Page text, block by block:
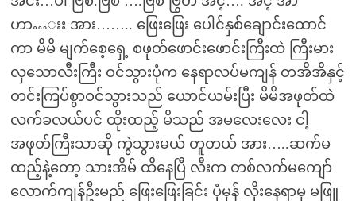
ဟာ…းး အား…….. ဖြေးဖြေး ပေါင်နှစ်ချောင်းထောင်
ကာ မိမိ မျက်စေ့ရှေ့ စဖုတ်ဖောင်းဖောင်းကြီးထဲ ကြီးမား
လှသောလီးကြီး ဝင်သွားပုံက နေရာလပ်မကျန် တအိအိနှင့်
တင်းကြပ်စွာဝင်သွားသည် ယောင်ယမ်းပြီး မိမိအဖုတ်ထဲ
လက်ခလယ်ပင် ထိုးထည့် မိသည် အမလေးလေး ငါ့
အဖုတ်ကြီးသာဆို ကွဲသွားမယ် တူတယ် အား…..ဆက်မ
ထည့်နဲ့တော့ သားအိမ် ထိနေပြီ လီးက တစ်လက်မကျော်
လောက်ကျန်ဦးမည် ဖြေးဖြေးခြင်း ပုံမှန် လိုးနေရာမှ မဖြူ